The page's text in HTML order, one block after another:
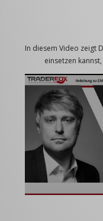
In diesem Video zeigt
einsetzen